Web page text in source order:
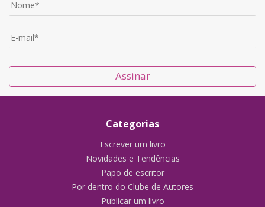
Assinar
Categorias
Escrever um livro
Novidades e Tendências
Papo de escritor
Por dentro do Clube de Autores
Publicar um livro